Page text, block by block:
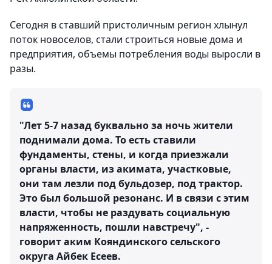
Сегодня в ставший пристоличным регион хлынул
поток новоселов, стали строиться новые дома и
предприятия, объемы потребления воды выросли в
разы.
"Лет 5-7 назад буквально за ночь жители
поднимали дома. То есть ставили
фундаменты, стены, и когда приезжали
органы власти, из акимата, участковые,
они там лезли под бульдозер, под трактор.
Это был большой резонанс. И в связи с этим
власти, чтобы не раздувать социальную
напряженность, пошли навстречу", -
говорит аким Кояндинского сельского
округа Айбек Есеев.